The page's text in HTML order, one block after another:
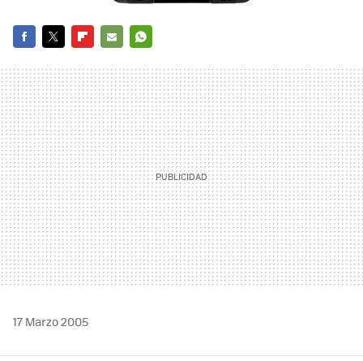
MAIL
17 Marzo 2005